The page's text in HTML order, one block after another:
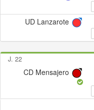
UD Lanzarote
J. 22
CD Mensajero